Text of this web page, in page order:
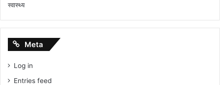
स्वास्थ्य
Meta
Log in
Entries feed